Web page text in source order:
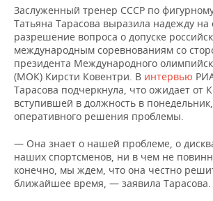
КОРОЛИ ГОСЗАКАЗА ПФО
ВУЗЫ ТАТАРСТАНА
КОМУ ПРИНАДЛЕЖАТ
ТОРГОВЫЕ ЦЕНТРЫ
ТАТАРСТАНА
ФИНАНСЫ
БАНКИ
БЮДЖЕТ
ИНВЕСТИЦИИ
НОВОСТИ
ПРОМЫШЛЕННОСТИ
АГРОПРОМ
МАШИНОСТРОЕНИЕ
НЕФТЕХИМИЯ
НЕФТЬ
ОПК
НЕДВИЖИМОСТЬ
НОВОСТИ НЕДВИЖИМОСТИ
АВТО
НОВОСТИ АВТО
БИЗНЕС
НОВОСТИ БИЗНЕСА
РОЗНИЧНАЯ ТОРГОВЛЯ
ТРАНСПОРТ
ТЕХНОЛОГИИ
НОВОСТИ ТЕХНОЛОГИЙ
IT
МЕРОПРИЯТИЯ
НОВОСТИ МЕРОПРИЯТИЙ
СПОРТ
Заслуженный тренер СССР по
Татьяна Тарасова выразила надежду на
разрешение вопроса о допуске
международным соревнованиям со
президента Международного
(МОК) Кирсти Ковентри. В интервью
Тарасова подчеркнула, что ожидает от
вступившей в должность в
оперативного решения проблемы.
— Она знает о нашей проблеме, о
наших спортсменов, ни в чем не
конечно, мы ждем, что она честно
ближайшее время, — заявила Тарасова.